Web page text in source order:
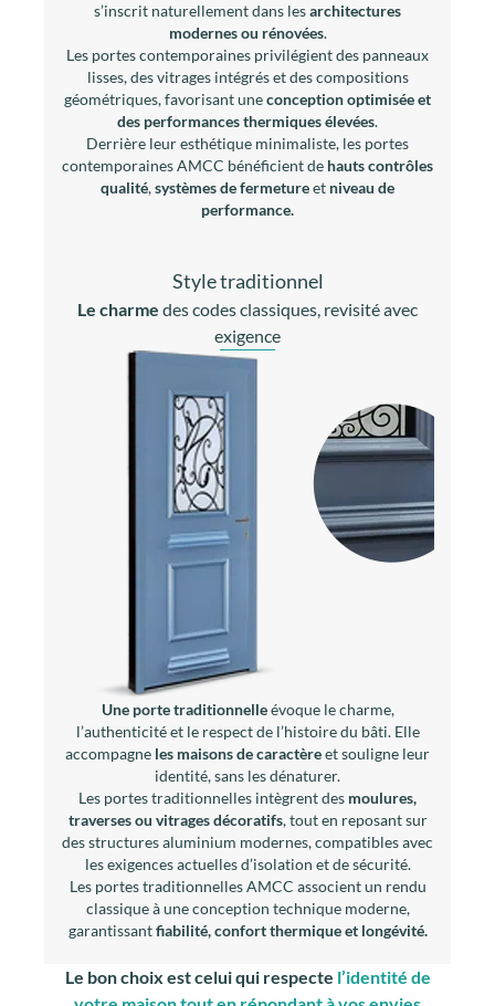
s’inscrit naturellement dans lesarchitectures
modernes ou rénovées.
Les portes contemporaines privilégient des panneaux
lisses, des vitrages intégrés et des compositions
géométriques, favorisant uneconception optimisée et
des performances thermiques élevées.
Derrière leur esthétique minimaliste, les portes
contemporaines AMCC bénéficient de hauts contrôles
qualité,systèmes de fermetureet niveau de
performance.
Style traditionnel
Le charme des codes classiques, revisité avec
exigence
Une porte traditionnelleévoque le charme,
l’authenticité et le respect de l’histoire du bâti. Elle
accompagne les maisons de caractèreet souligne leur
identité, sans les dénaturer.
Les portes traditionnelles intègrent des moulures,
traverses ou vitrages décoratifs, tout en reposant sur
des structures aluminium modernes, compatibles avec
les exigences actuelles d’isolation et de sécurité.
Les portes traditionnelles AMCC associent un rendu
classique à une conception technique moderne,
garantissantfiabilité, confort thermique et longévité.
Le bon choix est celui qui respecte l’identité de